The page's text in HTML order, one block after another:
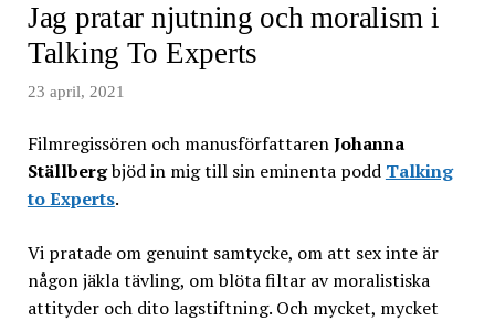
Jag pratar njutning och moralism i
Talking To Experts
23 april, 2021
Filmregissören och manusförfattarenJohanna
Ställbergbjöd in mig till sin eminenta podd Talking
to Experts.
Vi pratade om genuint samtycke, om att sex inte är
någon jäkla tävling, om blöta filtar av moralistiska
attityder och dito lagstiftning. Och mycket, mycket